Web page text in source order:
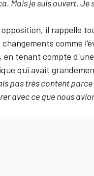
Mais je suis ouvert. Je
il rappelle
comme
en tenant compte
qui avait
pas très content parce
avec ce que nous